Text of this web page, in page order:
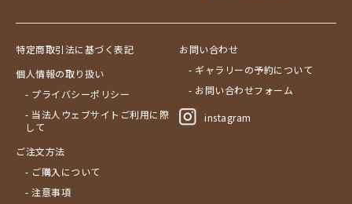
特定商取引法に基づく表記
個人情報の取り扱い
- プライバシーポリシー
- 当法人ウェブサイトご利用に際
して
ご注文方法
- ご購入について
- 注意事項
お問い合わせ
- ギャラリーの予約について
- お問い合わせフォーム
instagram